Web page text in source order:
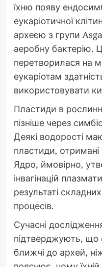
їхню появу
еукаріотичної
археєю з групи
аеробну бактерію.
перетворилася на
еукаріотам
використовувати
Пластиди в
пізніше через
Деякі водорості
пластиди, отримані
Ядро, ймовірно,
інвагінацій
результаті
процесів.
Сучасні
підтверджують, що
ближчі до архей,